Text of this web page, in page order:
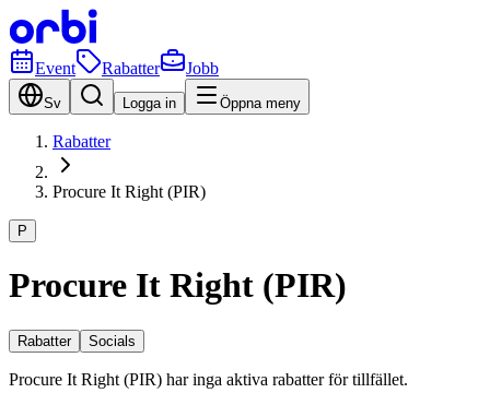
Event Rabatter Jobb
Sv Logga in Öppna meny
Rabatter
Procure It Right (PIR)
P
Procure It Right (PIR)
Rabatter Socials
Procure It Right (PIR) har inga aktiva rabatter för tillfället.